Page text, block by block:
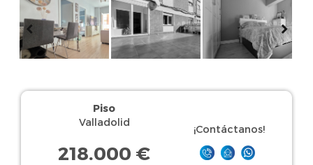
Piso
Valladolid
218.000 €
¡Contáctanos!